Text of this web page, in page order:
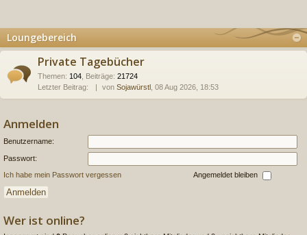
Loungebereich
Private Tagebücher
Themen: 104 Beiträge: 21724
Letzter Beitrag:
von Sojawürstl , 08 Aug 2026, 18:53
Anmelden
Benutzername:
Passwort:
Ich habe mein Passwort vergessen Angemeldet bleiben
Wer ist online?